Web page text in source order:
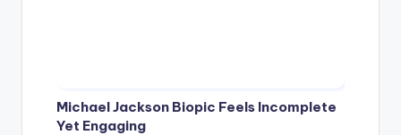
Michael Jackson Biopic Feels Incomplete
Yet Engaging